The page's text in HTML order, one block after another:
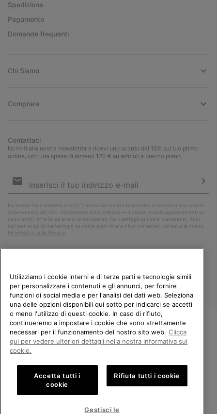
Spedizione
Pagamento
Domande frequenti
Chi Siamo
Comprare
Contattaci
Iscriviti alla nostra newsletter e ricevi uno sconto del 15% sul tuo primo
ordine, con una spesa di almeno 120 € su articoli a prezzo pieno.
e-
Fornendo il tuo indirizzo e-mail, ti iscrivi alla nostra newsletter e riceverai uno sconto
di benvenuto del 15%. Utilizzeremo il tuo indirizzo e-mail per inviarti aggiornamenti su
nuovi arrivi, offerte ed eventi promozionali. Per i dettagli su come tratteremo i tuoi
dati per scopi di marketing e su come puoi ritirare il tuo consenso, consulta la nostra
Informativa sulla Privacy
Italia
©2026Columbia Sportswear Company. Avenue des Morgines, 12 1213
Petit-Lancy Switzerland. Tutti i diritti riservati.
Politica sulla privacy Termini di utilizzo
Condizioni Generali di Vendita
Public CBCR
BENVENUTO/A IN SOREL.
SELEZIONA IL TUO PAESE DI
Shopping online disponibile
Utilizziamo i cookie interni e di terze parti e tecnologie simili
per personalizzare i contenuti e gli annunci, per fornire
funzioni di social media e per l'analisi dei dati web. Seleziona
una delle opzioni disponibili qui sotto per indicarci se accetti
o meno l'utilizzo di questi cookie. In caso di rifiuto,
continueremo a impostare i cookie che sono strettamente
necessari per il funzionamento del nostro sito web. Clicca
qui per vedere ulteriori dettagli nella nostra informativa sui
cookie.
Accetta tutti i
cookie
Rifiuta tutti i cookie
Gestisci le